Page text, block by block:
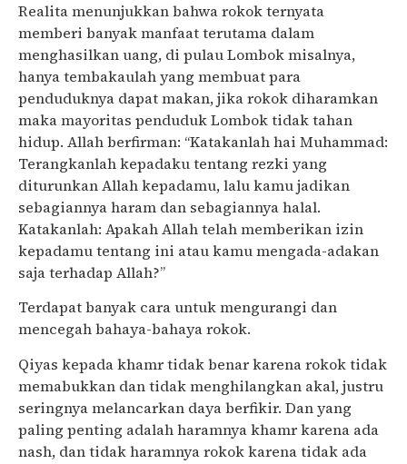
Realita menunjukkan bahwa rokok ternyata
memberi banyak manfaat terutama dalam
menghasilkan uang, di pulau Lombok misalnya,
hanya tembakaulah yang membuat para
penduduknya dapat makan, jika rokok diharamkan
maka mayoritas penduduk Lombok tidak tahan
hidup. Allah berfirman: “Katakanlah hai Muhammad:
Terangkanlah kepadaku tentang rezki yang
diturunkan Allah kepadamu, lalu kamu jadikan
sebagiannya haram dan sebagiannya halal.
Katakanlah: Apakah Allah telah memberikan izin
kepadamu tentang ini atau kamu mengada-adakan
saja terhadap Allah?”
Terdapat banyak cara untuk mengurangi dan
mencegah bahaya-bahaya rokok.
Qiyas kepada khamr tidak benar karena rokok tidak
memabukkan dan tidak menghilangkan akal, justru
seringnya melancarkan daya berfikir. Dan yang
paling penting adalah haramnya khamr karena ada
nash, dan tidak haramnya rokok karena tidak ada